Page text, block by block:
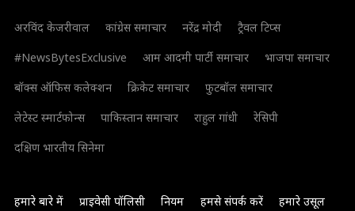
अरविंद केजरीवाल कांग्रेस समाचार नरेंद्र मोदी
ट्रैवल टिप्स
#NewsBytesExclusive
आम आदमी पार्टी समाचार
भाजपा समाचार
बॉक्स ऑफिस कलेक्शन
क्रिकेट समाचार
फुटबॉल समाचार
लेटेस्ट स्मार्टफोन्स
पाकिस्तान समाचार राहुल गांधी
रेसिपी
दक्षिण भारतीय सिनेमा
हमारे बारे में प्राइवेसी पॉलिसी नियम हमसे संपर्क करें
हमारे उसूल